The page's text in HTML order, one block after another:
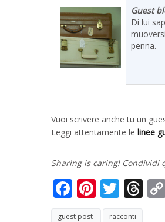
Guest
Di lui
penna.
Vuoi scrivere anche tu un
Leggi attentamente le linee
Sharing is caring! Condividi
Facebook
guest post racconti